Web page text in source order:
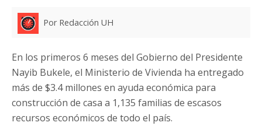
Por Redacción UH
En los primeros 6 meses del Gobierno del Presidente
Nayib Bukele, el Ministerio de Vivienda ha entregado
más de $3.4 millones en ayuda económica para
construcción de casa a 1,135 familias de escasos
recursos económicos de todo el país.